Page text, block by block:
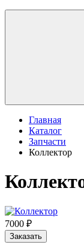
Главная
Каталог
Запчасти
Коллектор
7000 ₽
Заказать